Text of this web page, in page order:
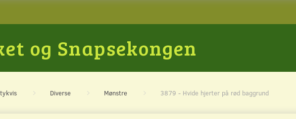
og Snapsekongen
Diverse Mønstre 3879 - Hvide hjerter på rød baggrund